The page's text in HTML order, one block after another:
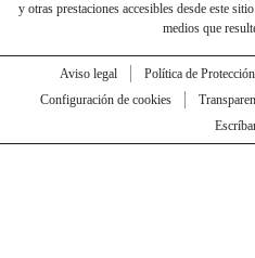
y otras prestaciones accesibles desde este
medios que
Aviso legal Política de
Configuración de cookies